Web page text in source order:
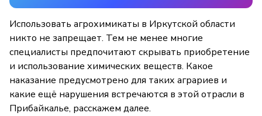
Использовать агрохимикаты в Иркутской области
никто не запрещает. Тем не менее многие
специалисты предпочитают скрывать приобретение
и использование химических веществ. Какое
наказание предусмотрено для таких аграриев и
какие ещё нарушения встречаются в этой отрасли в
Прибайкалье, расскажем далее.